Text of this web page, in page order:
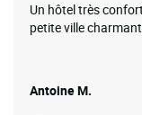
Un hôtel très
petite ville
Antoine M.